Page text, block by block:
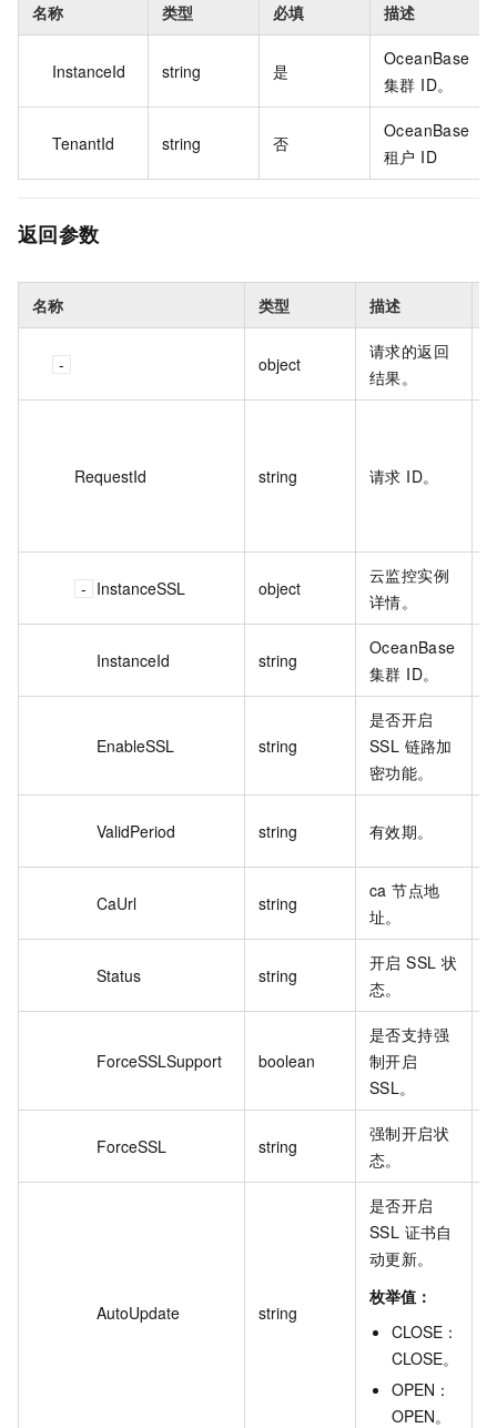
名称 类型 必填 描述
InstanceId string 是
OceanBase
集群 ID。
TenantId string 否
OceanBase
租户 ID
返回参数
名称 类型 描述
object
请求的返回
结果。
RequestId string 请求 ID。
InstanceSSL object
云监控实例
详情。
InstanceId string
OceanBase
集群 ID。
EnableSSL string
是否开启
SSL 链路加
密功能。
ValidPeriod string 有效期。
CaUrl string
ca 节点地
址。
Status string
开启 SSL 状
态。
ForceSSLSupport boolean
是否支持强
制开启
SSL。
ForceSSL string
强制开启状
态。
AutoUpdate string
是否开启
SSL 证书自
动更新。
枚举值：
CLOSE ：
CLOSE。
OPEN ：
OPEN。